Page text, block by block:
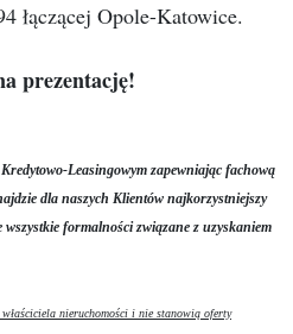
łączącej Opole-Katowice.
prezentację!
Leasingowym zapewniając fachową
dla naszych Klientów najkorzystniejszy
wszystkie formalności związane z uzyskaniem
nieruchomości i nie stanowią oferty